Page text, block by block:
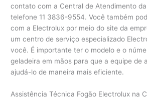
contato com a Central de Atendimento
telefone 11 3836-9554. Você também
com a Electrolux por meio do site da
um centro de serviço especializado
você. É importante ter o modelo e o
geladeira em mãos para que a equipe de
ajudá-lo de maneira mais eficiente.
Assistência Técnica Fogão Electrolux na